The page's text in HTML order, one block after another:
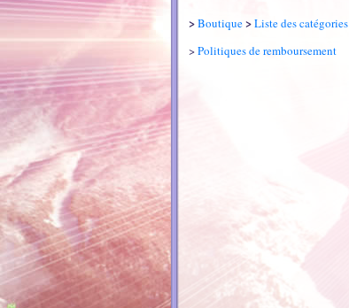
>Boutique>Liste des catégories
>Politiques de remboursement